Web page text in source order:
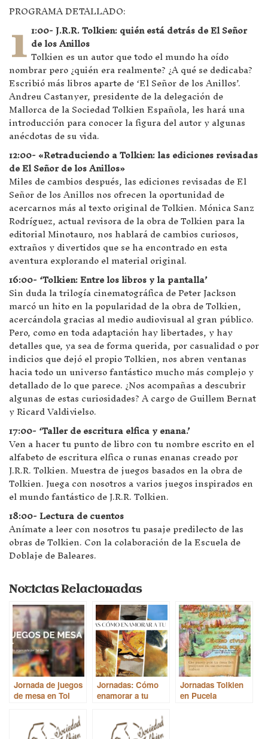
PROGRAMA DETALLADO:
1 1:00- J.R.R. Tolkien: quién está detrás de El Señor
de los Anillos
Tolkien es un autor que todo el mundo ha oído
nombrar pero ¿quién era realmente? ¿A qué se dedicaba?
Escribió más libros aparte de ‘El Señor de los Anillos’.
Andreu Castanyer, presidente de la delegación de
Mallorca de la Sociedad Tolkien Española, les hará una
introducción para conocer la figura del autor y algunas
anécdotas de su vida.
12:00- «Retraduciendo a Tolkien: las ediciones revisadas
de El Señor de los Anillos»
Miles de cambios después, las ediciones revisadas de El
Señor de los Anillos nos ofrecen la oportunidad de
acercarnos más al texto original de Tolkien. Mónica Sanz
Rodríguez, actual revisora ​​de la obra de Tolkien para la
editorial Minotauro, nos hablará de cambios curiosos,
extraños y divertidos que se ha encontrado en esta
aventura explorando el material original.
16:00- ‘Tolkien: Entre los libros y la pantalla’
Sin duda la trilogía cinematográfica de Peter Jackson
marcó un hito en la popularidad de la obra de Tolkien,
acercándola gracias al medio audiovisual al gran público.
Pero, como en toda adaptación hay libertades, y hay
detalles que, ya sea de forma querida, por casualidad o por
indicios que dejó el propio Tolkien, nos abren ventanas
hacia todo un universo fantástico mucho más complejo y
detallado de lo que parece. ¿Nos acompañas a descubrir
algunas de estas curiosidades? A cargo de Guillem Bernat
y Ricard Valdivielso.
17:00- ‘Taller de escritura elfica y enana.’
Ven a hacer tu punto de libro con tu nombre escrito en el
alfabeto de escritura elfica o runas enanas creado por
J.R.R. Tolkien. Muestra de juegos basados ​​en la obra de
Tolkien. Juega con nosotros a varios juegos inspirados en
el mundo fantástico de J.R.R. Tolkien.
18:00- Lectura de cuentos
Anímate a leer con nosotros tu pasaje predilecto de las
obras de Tolkien. Con la colaboración de la Escuela de
Doblaje de Baleares.
Noticias Relacionadas
Jornada de juegos
de mesa en Tol
Jornadas: Cómo
enamorar a tu
Jornadas Tolkien
en Pucela